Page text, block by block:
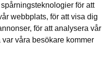
för att
webbplats, för att visa dig
för att analysera vår
våra besökare kommer